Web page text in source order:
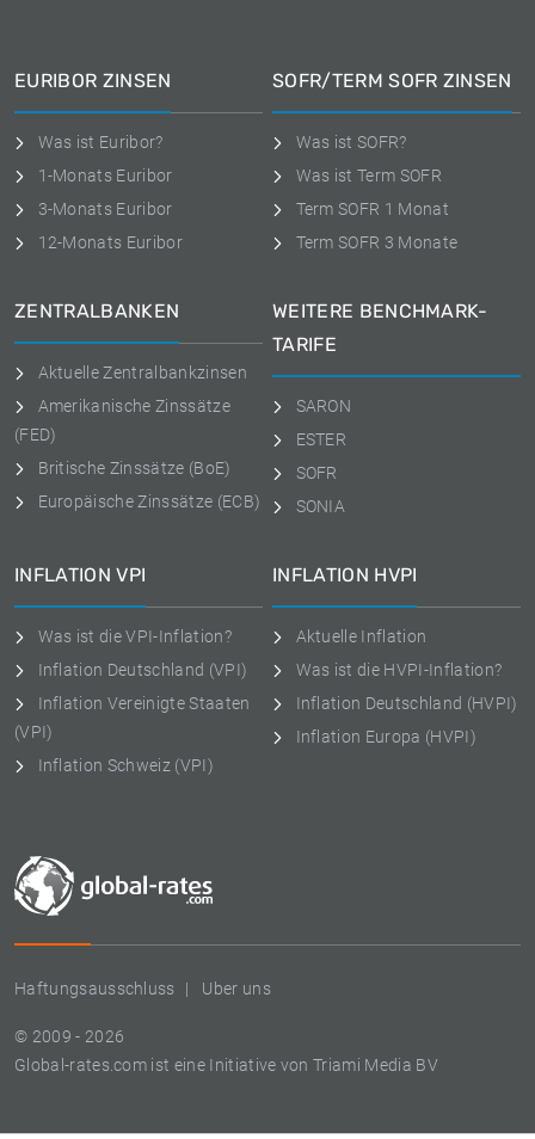
Haftungsausschluss Uber uns
© 2009 - 2026
Global-rates.com ist eine Initiative von Triami Media BV
EURIBOR ZINSEN
Was ist Euribor?
1-Monats Euribor
3-Monats Euribor
12-Monats Euribor
SOFR/TERM SOFR ZINSEN
Was ist SOFR?
Was ist Term SOFR
Term SOFR 1 Monat
Term SOFR 3 Monate
ZENTRALBANKEN
Aktuelle Zentralbankzinsen
Amerikanische Zinssätze
(FED)
Britische Zinssätze (BoE)
Europäische Zinssätze (ECB)
WEITERE BENCHMARK-
TARIFE
SARON
ESTER
SOFR
SONIA
INFLATION VPI
Was ist die VPI-Inflation?
Inflation Deutschland (VPI)
Inflation Vereinigte Staaten
(VPI)
Inflation Schweiz (VPI)
INFLATION HVPI
Aktuelle Inflation
Was ist die HVPI-Inflation?
Inflation Deutschland (HVPI)
Inflation Europa (HVPI)